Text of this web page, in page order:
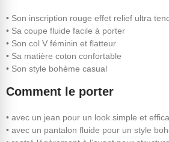
• Son inscription rouge effet relief ultra
• Sa coupe fluide facile à porter
• Son col V féminin et flatteur
• Sa matière coton confortable
• Son style bohème casual
Comment le porter
• avec un jean pour un look simple et
• avec un pantalon fluide pour un style